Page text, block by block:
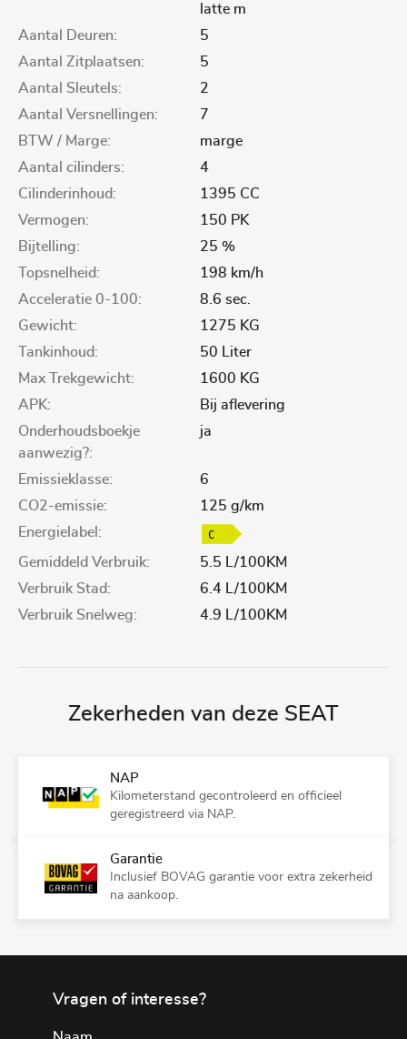
latte m
Aantal Deuren:
5
Aantal Zitplaatsen:
5
Aantal Sleutels:
2
Aantal Versnellingen:
7
BTW / Marge:
marge
Aantal cilinders:
4
Cilinderinhoud:
1395 CC
Vermogen:
150 PK
Bijtelling:
25 %
Topsnelheid:
198 km/h
Acceleratie 0-100:
8.6 sec.
Gewicht:
1275 KG
Tankinhoud:
50 Liter
Max Trekgewicht:
1600 KG
APK:
Bij aflevering
Onderhoudsboekje
aanwezig?:
ja
Emissieklasse:
6
CO2-emissie:
125 g/km
Energielabel:
Gemiddeld Verbruik:
5.5 L/100KM
Verbruik Stad:
6.4 L/100KM
Verbruik Snelweg:
4.9 L/100KM
Zekerheden van deze SEAT
NAP
Kilometerstand gecontroleerd en officieel
geregistreerd via NAP.
Garantie
Inclusief BOVAG garantie voor extra zekerheid
na aankoop.
Vragen of interesse?